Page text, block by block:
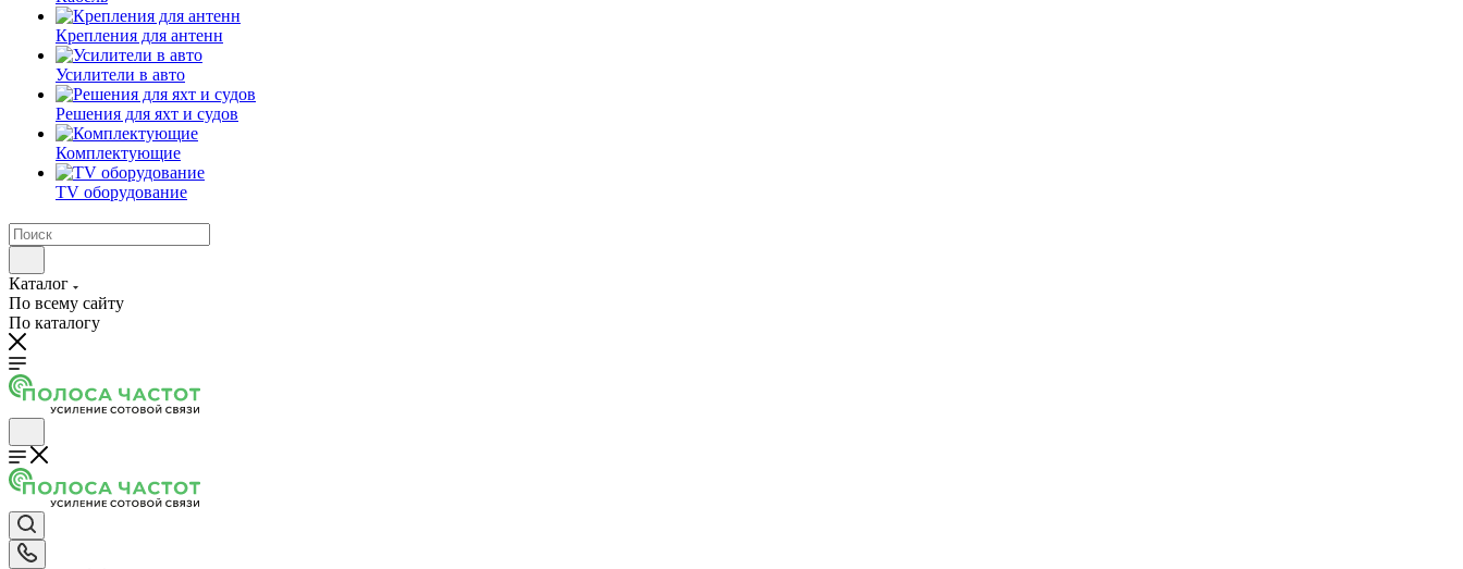
Крепления для антенн
Усилители в авто
Решения для яхт и судов
Комплектующие
TV оборудование
Каталог
По всему сайту
По каталогу